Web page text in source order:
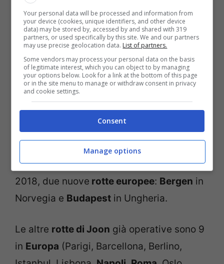
A321 , da 212 posti. I biglietti partiranno da
una base di 39 euro.
I voli per lemete americane, invece,
partiranno a bordo di AirbusA340da 278
posti. I prezzi dei biglietti andranno dai 199
Inoltre, erano state già annunciate e
partiranno presto, dal prossimo 28 ottobre
2018, due nuove rotte europee: Bergen in
Norvegia e Budapest in Ungheria.
Le altre rotte di Joon già operative sono 9
in Europa (Parigi, Barcellona, Berlino,
Your personal data will be processed and information from
your device (cookies, unique identifiers, and other device
data) may be stored by, accessed by and shared with 319
partners, or used specifically by this site. We and our partners
may use precise geolocation data. List of partners.
Some vendors may process your personal data on the basis
of legitimate interest, which you can object to by managing
your options below. Look for a link at the bottom of this page
or in the site menu to manage or withdraw consent in privacy
and cookie settings.
Consent
Manage options